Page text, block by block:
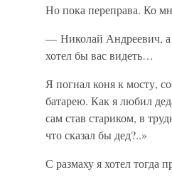
Но пока переправа. Ко
— Николай Андреевич, а
хотел бы вас видеть…
Я погнал коня к мосту,
батарею. Как я любил
сам став стариком, в
что сказал бы дед?..»
С размаху я хотел тогда